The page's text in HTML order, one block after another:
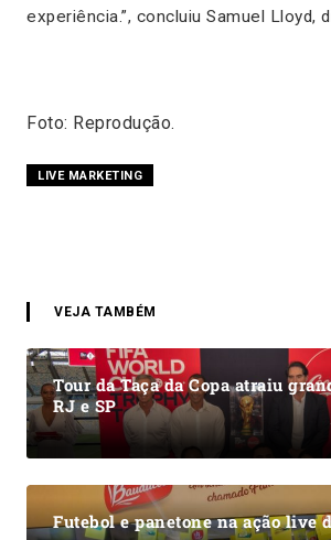
experiência.”, concluiu Samuel Lloyd,
Foto: Reprodução.
LIVE MARKETING
VEJA TAMBÉM
Tour da Taça da Copa atraiu
RJ e SP
Futebol e panetone na ação live